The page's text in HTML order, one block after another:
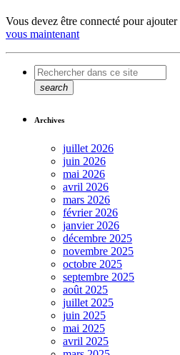
Vous devez être connecté pour
vous maintenant
search
Archives
juillet 2026
juin 2026
mai 2026
avril 2026
mars 2026
février 2026
janvier 2026
décembre 2025
novembre 2025
octobre 2025
septembre 2025
août 2025
juillet 2025
juin 2025
mai 2025
avril 2025